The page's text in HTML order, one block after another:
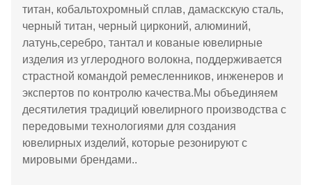
титан, кобальтохромный сплав, дамаскскую сталь,
черный титан, черный цирконий, алюминий,
латунь,серебро, тантал и кованые ювелирные
изделия из углеродного волокна, поддерживается
страстной командой ремесленников, инженеров и
экспертов по контролю качества.Мы объединяем
десятилетия традиций ювелирного производства с
передовыми технологиями для создания
ювелирных изделий, которые резонируют с
мировыми брендами..